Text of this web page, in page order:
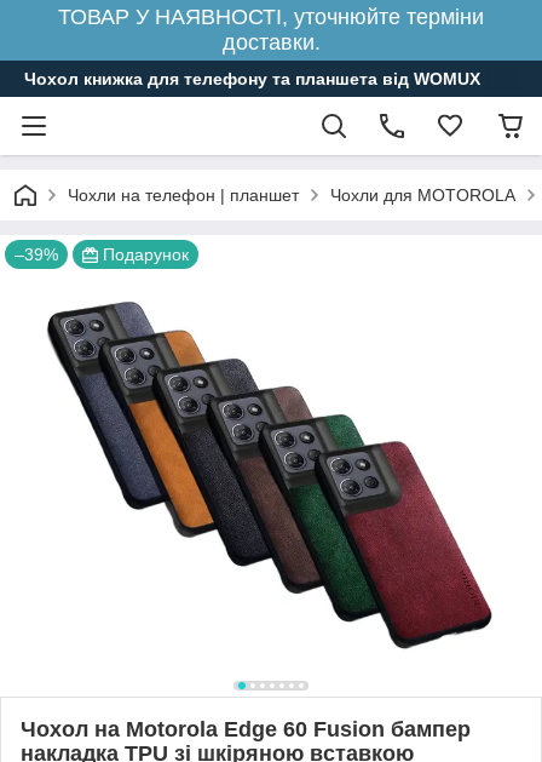
ТОВАР У НАЯВНОСТІ, уточнюйте терміни
доставки.
Чохол книжка для телефону та планшета від WOMUX
Чохли на телефон | планшет Чохли для MOTOROLA
–39% Подарунок
Чохол на Motorola Edge 60 Fusion бампер
накладка TPU зі шкіряною вставкою